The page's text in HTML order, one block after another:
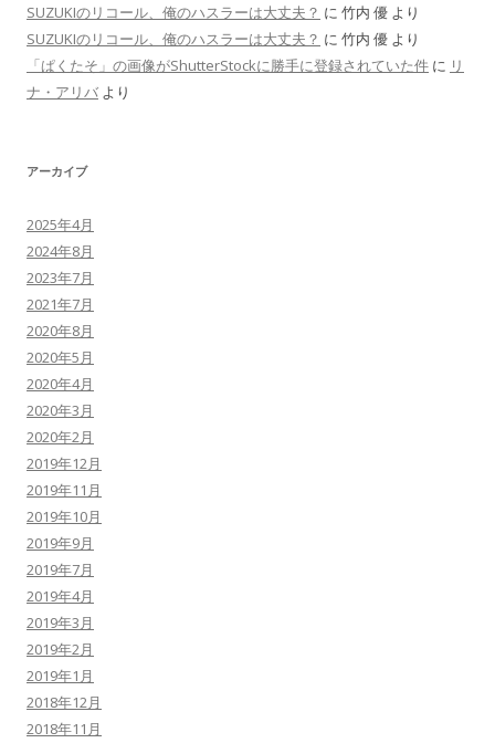
SUZUKIのリコール、俺のハスラーは大丈夫？ に 竹内 優 より
SUZUKIのリコール、俺のハスラーは大丈夫？ に 竹内 優 より
「ぱくたそ」の画像がShutterStockに勝手に登録されていた件 に リ
ナ・アリバ より
アーカイブ
2025年4月
2024年8月
2023年7月
2021年7月
2020年8月
2020年5月
2020年4月
2020年3月
2020年2月
2019年12月
2019年11月
2019年10月
2019年9月
2019年7月
2019年4月
2019年3月
2019年2月
2019年1月
2018年12月
2018年11月